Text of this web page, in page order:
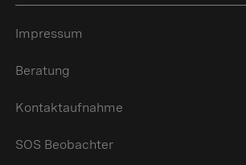
Impressum
Beratung
Kontaktaufnahme
SOS Beobachter